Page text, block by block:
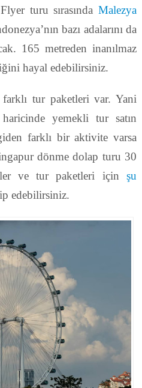
turu sırasındaMalezya
bazı adalarını da
165 metreden inanılmaz
hayal edebilirsiniz.
tur paketleri var. Yani
yemekli tur satın
farklı bir aktivite varsa
dönme dolap turu 30
ve tur paketleri içinşu
edebilirsiniz.